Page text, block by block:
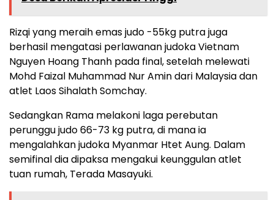
Rizqi yang meraih emas judo -55kg putra juga
berhasil mengatasi perlawanan judoka Vietnam
Nguyen Hoang Thanh pada final, setelah melewati
Mohd Faizal Muhammad Nur Amin dari Malaysia dan
atlet Laos Sihalath Somchay.
Sedangkan Rama melakoni laga perebutan
perunggu judo 66-73 kg putra, di mana ia
mengalahkan judoka Myanmar Htet Aung. Dalam
semifinal dia dipaksa mengakui keunggulan atlet
tuan rumah, Terada Masayuki.